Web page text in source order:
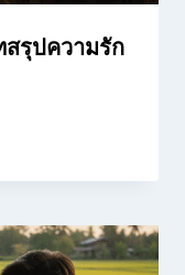
รุปความรัก